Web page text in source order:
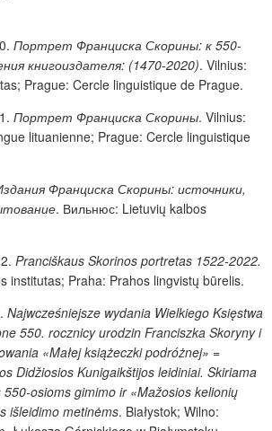
Портрет Франциска Скорины: к 550-
книгоиздателя: (1470-2020). Vilnius:
; Prague: Cercle linguistique de Prague.
Портрет Франциска Скорины. Vilnius:
lituanienne; Prague: Cercle linguistique
Франциска Скорины: источники,
. Вильнюс: Lietuvių kalbos
Pranciškaus Skorinos portretas 1522-2022.
institutas; Praha: Prahos lingvistų būrelis.
Najwcześniejsze wydania Wielkiego Księstwa
550. rocznicy urodzin Franciszka Skorynyi
«Małej książeczki podróżnej» =
Didžiosios Kunigaikštijos leidiniai. Skiriama
550-osioms gimimo ir «Mažosios kelionių
išleidimo metinėms. Białystok; Wilno: